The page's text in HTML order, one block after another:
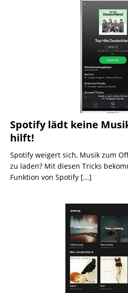
Spotify lädt keine
hilft!
Spotify weigert sich, Musik zum
zu laden? Mit diesen Tricks
Funktion von Spotify [...]